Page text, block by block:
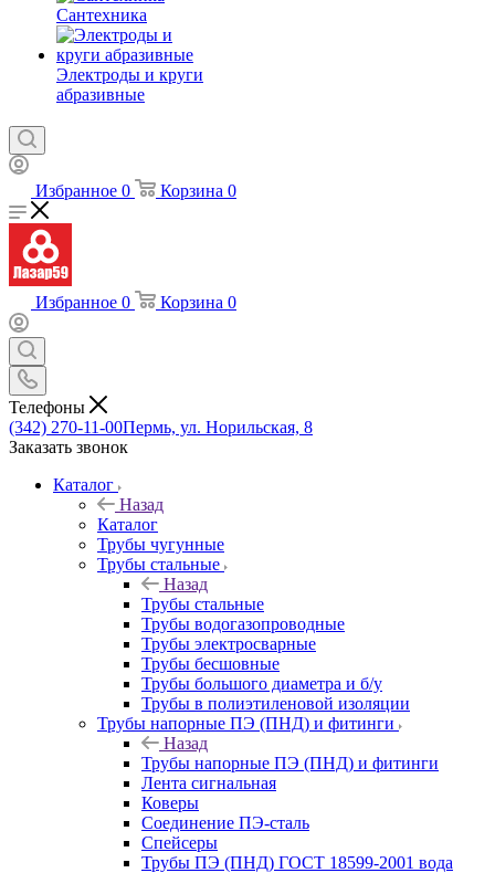
Сантехника
Электроды и круги
абразивные
Избранное 0 Корзина 0
Избранное 0 Корзина 0
Телефоны
(342) 270-11-00Пермь, ул. Норильская, 8
Заказать звонок
Каталог
Назад
Каталог
Трубы чугунные
Трубы стальные
Назад
Трубы стальные
Трубы водогазопроводные
Трубы электросварные
Трубы бесшовные
Трубы большого диаметра и б/у
Трубы в полиэтиленовой изоляции
Трубы напорные ПЭ (ПНД) и фитинги
Назад
Трубы напорные ПЭ (ПНД) и фитинги
Лента сигнальная
Коверы
Соединение ПЭ-сталь
Спейсеры
Трубы ПЭ (ПНД) ГОСТ 18599-2001 вода